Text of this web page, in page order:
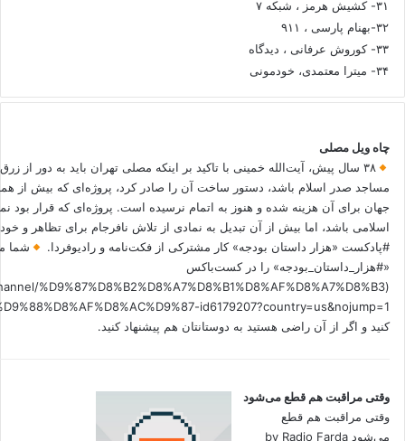
۳۱- کشیش هرمز ، شبکه ۷
۳۲-بهنام پارسی ، ۹۱۱
۳۳- کوروش عرفانی ، دیدگاه
۳۴- میترا معتمدی، خودمونی
چاه ویل مصلی
۳۸ سال پیش، آیت‌الله خمینی با تاکید بر اینکه مصلی تهران باید به دور از
مساجد صدر اسلام باشد، دستور ساخت آن را صادر کرد، پروژه‌ای که بیش از
جهان برای آن هزینه شده و هنوز به اتمام نرسیده است. پروژه‌ای که قرار بود
اسلامی باشد، اما بیش از آن تبدیل به نمادی از تلاش نافرجام برای تظاهر و
#پادکست «هزار داستان بودجه» کار مشترکی از فکت‌نامه و رادیوفردا.
شما
«#هزار_داستان_بودجه» را در کست‌باکس
%D9%87%D8%B2%D8%A7%D8%B1%D8%AF%D8%A7%D8%B3
کنید و اگر از آن راضی هستید به دوستانتان هم پیشنهاد کنید.
وقتی مراقبت هم قطع می‌شود
وقتی مراقبت هم قطع
می‌شود by Radio Farda